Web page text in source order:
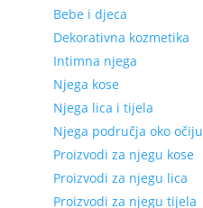
Bebe i djeca
Dekorativna kozmetika
Intimna njega
Njega kose
Njega lica i tijela
Njega područja oko očiju
Proizvodi za njegu kose
Proizvodi za njegu lica
Proizvodi za njegu tijela